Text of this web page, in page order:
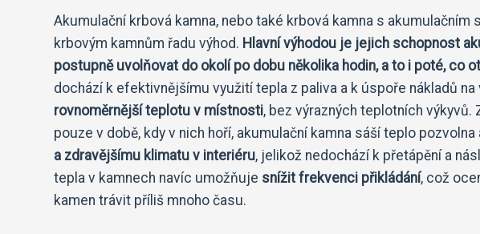
Akumulační krbová kamna, nebo také krbová kamna s
krbovým kamnům řadu výhod. Hlavní výhodou je jejich schopnost
postupně uvolňovat do okolí po dobu několika hodin, a to i poté, co
dochází k efektivnějšímu využití tepla z paliva a k úspoře nákladů
rovnoměrnější teplotu v místnosti, bez výrazných teplotních
pouze v době, kdy v nich hoří, akumulační kamna sáší teplo
a zdravějšímu klimatu v interiéru, jelikož nedochází k přetápění a
tepla v kamnech navíc umožňuje snížit frekvenci přikládání, což
kamen trávit příliš mnoho času.